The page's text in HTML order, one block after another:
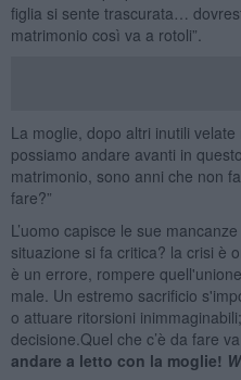
figlia si sente trascurata…
matrimonio così va a rotoli”.
La moglie, dopo altri inutili
possiamo andare avanti in
matrimonio, sono anni che non
fare?”
L’uomo capisce le sue
situazione si fa critica? la crisi è
è un errore, rompere
male. Un estremo sacrificio
o attuare ritorsioni
decisione.Quel che c’è da fare
andare a letto con la moglie!